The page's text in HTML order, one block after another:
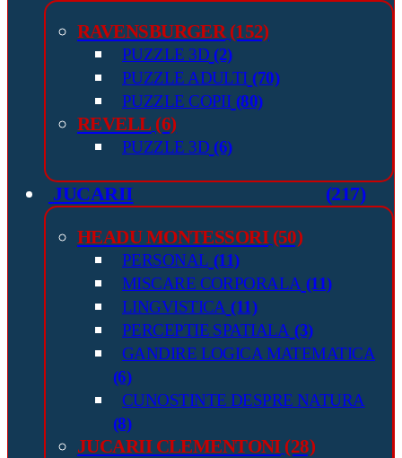
RAVENSBURGER (152)
PUZZLE 3D (2)
PUZZLE ADULTI (70)
PUZZLE COPII (80)
REVELL (6)
PUZZLE 3D (6)
JUCARII (217)
HEADU MONTESSORI (50)
PERSONAL (11)
MISCARE CORPORALA (11)
LINGVISTICA (11)
PERCEPTIE SPATIALA (3)
GANDIRE LOGICA MATEMATICA
(6)
CUNOSTINTE DESPRE NATURA
(8)
JUCARII CLEMENTONI (28)